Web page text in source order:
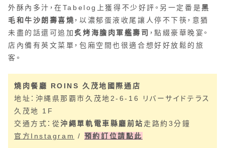
外酥內多汁，在Tabelog上獲得不少好評。另一定番是黑
毛和牛沙朗壽喜燒，以濃郁蛋液收尾讓人停不下筷，意猶
未盡的話還可追加炙烤海膽肉軍艦壽司 ，點綴豪華晚宴。
店內備有英文菜單，包廂空間也很適合想好好放鬆的旅
客。
燒肉餐廳 ROINS 久茂地國際通店
地址：沖縄県那覇市久茂地2-6-16 リバーサイドテラス
久茂地 1F
交通方式：從沖繩單軌電車縣廳前站 走路約3分鐘
官方Instagram
/ 預約訂位請點此